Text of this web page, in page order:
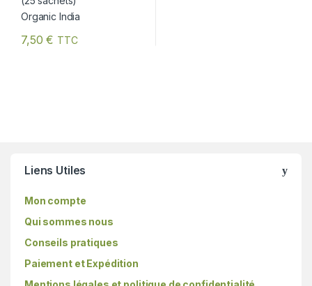
7,50€ TTC
Liens Utiles
Mon compte
Qui sommes nous
Conseils pratiques
Paiement et Expédition